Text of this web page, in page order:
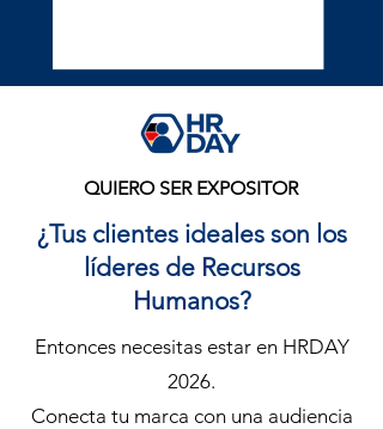
QUIERO SER EXPOSITOR
¿Tus clientes ideales son los
líderes de Recursos
Humanos?
Entonces necesitas estar en HRDAY
2026.
Conecta tu marca con una audiencia